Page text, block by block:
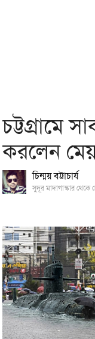
চট্টগ্রামে
করলেন
চিন্ময় বট্টাচার্য
সুদূর মাদাগাস্কার থেকে